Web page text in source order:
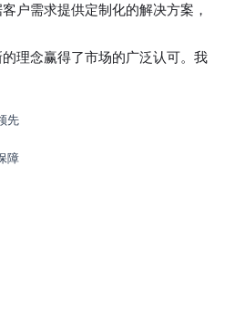
户需求提供定制化的解决方案，
理念赢得了市场的广泛认可。我
先
障